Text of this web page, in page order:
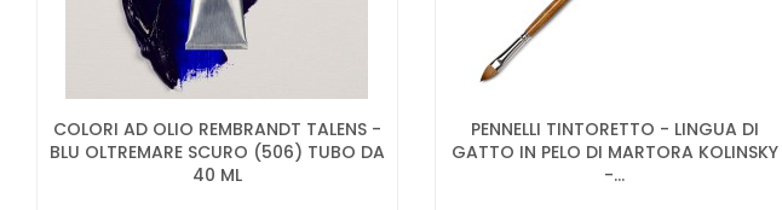
COLORI AD OLIO REMBRANDT TALENS -
BLU OLTREMARE SCURO (506) TUBO DA
40 ML
PENNELLI TINTORETTO - LINGUA DI
GATTO IN PELO DI MARTORA KOLINSKY
-...